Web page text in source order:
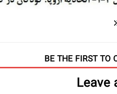
BE THE FIRST TO
Leave